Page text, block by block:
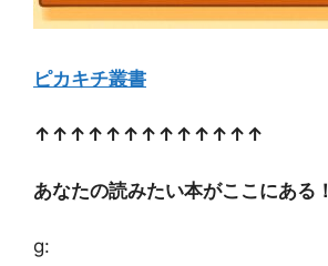
ピカキチ叢書
↑↑↑↑↑↑↑↑↑↑↑↑↑
あなたの読みたい本がここにある！
g: